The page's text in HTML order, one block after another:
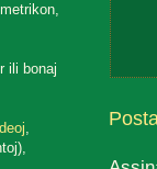
ili bonaj
,